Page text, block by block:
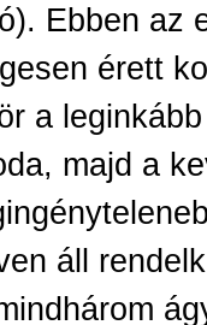
Ebben az
érett
a
majd a
áll